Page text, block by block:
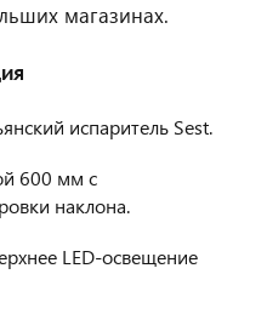
магазинах.
испаритель Sest.
600 мм с
наклона.
LED-освещение